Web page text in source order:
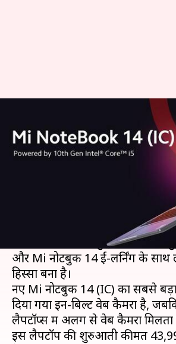
शाओमी Mi नोटबुक 14
में लॉन्च, इतनी है कीमत
लेखन प्राणेश तिवारी Jan 19, 2021 05:10 pm
टेक कंपनी शाओमी ने भारत में नया
यह लैपटॉप Mi नोटबुक 14, Mi
और Mi नोटबुक 14 ई-लर्निंग के साथ
हिस्सा बना है।
नए Mi नोटबुक 14 (IC) का सबसे
दिया गया इन-बिल्ट वेब कैमरा है,
लैपटॉप्स में अलग से वेब कैमरा मिलता
इस लैपटॉप की शुरुआती कीमत